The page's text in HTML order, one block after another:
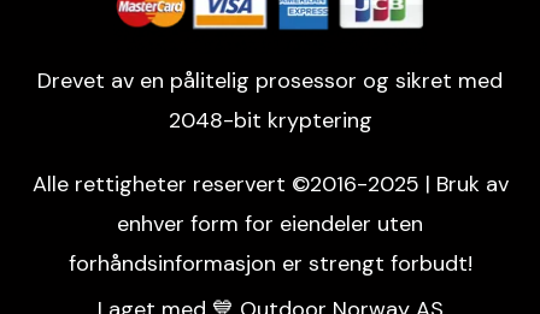
Drevet av en pålitelig prosessor og sikret med
2048-bit kryptering
Alle rettigheter reservert ©2016-2025 | Bruk av
enhver form for eiendeler uten
forhåndsinformasjon er strengt forbudt!